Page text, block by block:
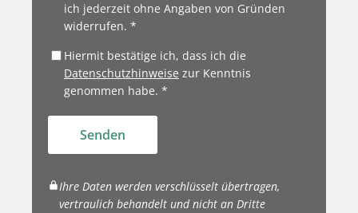
ich jederzeit ohne Angaben von Gründen
widerrufen. *
Hiermit bestätige ich, dass ich die
Datenschutzhinweise zur Kenntnis
genommen habe. *
Senden
Ihre Daten werden verschlüsselt übertragen,
vertraulich behandelt und nicht an Dritte